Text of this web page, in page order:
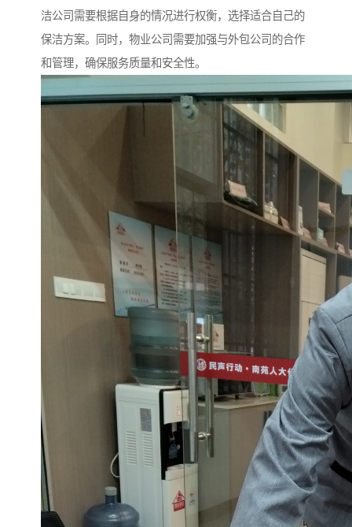
洁公司需要根据自身的情况进行权衡，选择适合自己的
保洁方案。同时，物业公司需要加强与外包公司的合作
和管理，确保服务质量和安全性。